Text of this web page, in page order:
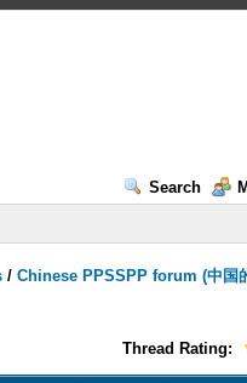
Search
/Chinese PPSSPP forum (中国
Thread Rating: